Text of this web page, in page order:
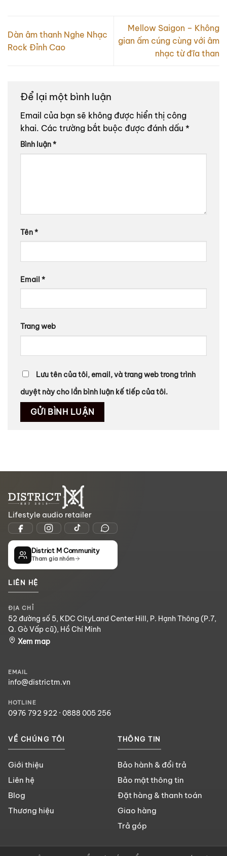
Dàn âm thanh Nghe Nhạc
Rock Đỉnh Cao
Mellow Saigon – Không
gian ấm cúng cùng với âm
nhạc từ đĩa than
Để lại một bình luận
Email của bạn sẽ không được hiển thị công
khai. Các trường bắt buộc được đánh dấu *
Bình luận*
Tên*
Email *
Trang web
Lưu tên của tôi, email, và trang web trong trình
duyệt này cho lần bình luận kế tiếp của tôi.
Lifestyle audio retailer
District M Community
Tham gia nhóm
LIÊN HỆ
ĐỊA CHỈ
52 đường số 5, KDC CityLand Center Hill, P. Hạnh Thông (P.7,
Q. Gò Vấp cũ), Hồ Chí Minh
Xem map
EMAIL
info@districtm.vn
HOTLINE
0976 792 922 · 0888 005 256
VỀ CHÚNG TÔI
Giới thiệu
Liên hệ
Blog
Thương hiệu
THÔNG TIN
Bảo hành & đổi trả
Bảo mật thông tin
Đặt hàng & thanh toán
Giao hàng
Trả góp